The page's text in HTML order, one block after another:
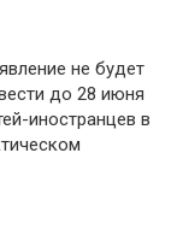
не будет
до 28 июня
иностранцев в